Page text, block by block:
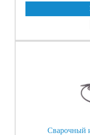
Сварочный